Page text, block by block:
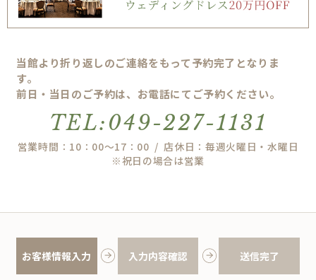
当館より折り返しのご連絡をもって予約完了となりま
す。
前日・当日のご予約は、お電話にてご予約ください。
TEL:049-227-1131
営業時間：10：00～17：00 / 店休日：毎週火曜日・水曜日
※祝日の場合は営業
お客様情報入力 入力内容確認 送信完了